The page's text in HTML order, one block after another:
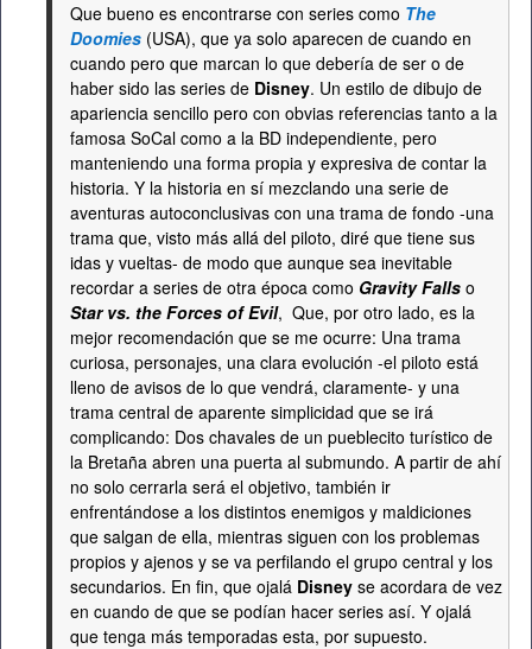
Que bueno es encontrarse con series como The
Doomies (USA), que ya solo aparecen de cuando en
cuando pero que marcan lo que debería de ser o de
haber sido las series de Disney. Un estilo de dibujo de
apariencia sencillo pero con obvias referencias tanto a la
famosa SoCal como a la BD independiente, pero
manteniendo una forma propia y expresiva de contar la
historia. Y la historia en sí mezclando una serie de
aventuras autoconclusivas con una trama de fondo -una
trama que, visto más allá del piloto, diré que tiene sus
idas y vueltas- de modo que aunque sea inevitable
recordar a series de otra época como Gravity Falls o
Star vs. the Forces of Evil, Que, por otro lado, es la
mejor recomendación que se me ocurre: Una trama
curiosa, personajes, una clara evolución -el piloto está
lleno de avisos de lo que vendrá, claramente- y una
trama central de aparente simplicidad que se irá
complicando: Dos chavales de un pueblecito turístico de
la Bretaña abren una puerta al submundo. A partir de ahí
no solo cerrarla será el objetivo, también ir
enfrentándose a los distintos enemigos y maldiciones
que salgan de ella, mientras siguen con los problemas
propios y ajenos y se va perfilando el grupo central y los
secundarios. En fin, que ojalá Disney se acordara de vez
en cuando de que se podían hacer series así. Y ojalá
que tenga más temporadas esta, por supuesto.